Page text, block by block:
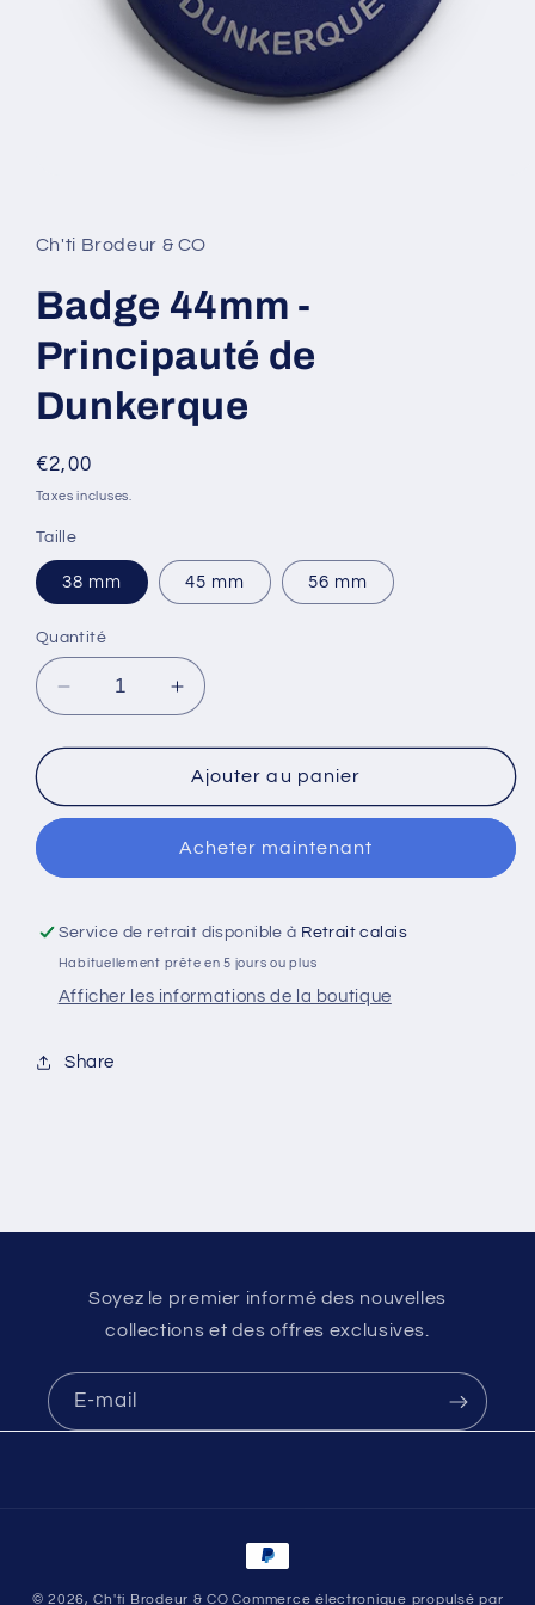
1
dans
fenêtre
modale
Ch'ti Brodeur & CO
Badge 44mm -
Principauté de
Dunkerque
Prix
habituel
€2,00
Taxes incluses.
Taille
38 mm 45 mm 56 mm
Quantité
Réduire
la
quantité
Badge
Principauté
Dunkerque
Augmenter
la
quantité
de
Badge
-
Principauté
Dunkerque
Ajouter au panier
Acheter maintenant
Service de retrait disponible à Retrait calais
Habituellement prête en 5 jours ou plus
Afficher les informations de la boutique
Share
Soyez le premier informé des nouvelles
collections et des offres exclusives.
E-mail
Moyens
de
© 2026,Ch'ti Brodeur & CO Commerce électronique propulsé par